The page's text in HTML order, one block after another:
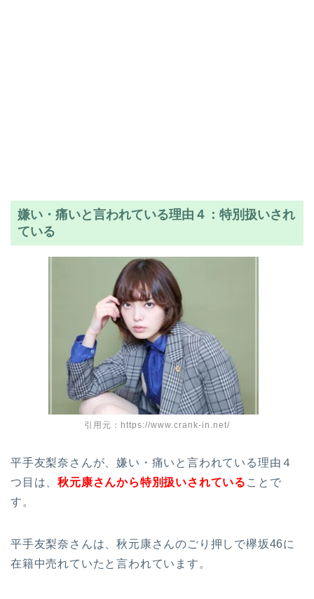
嫌い・痛いと言われている理由４：特別扱いされ
ている
引用元：https://www.crank-in.net/
平手友梨奈さんが、嫌い・痛いと言われている理由４
つ目は、秋元康さんから特別扱いされている ことで
す。
平手友梨奈さんは、秋元康さんのごり押しで欅坂46に
在籍中売れていたと言われています。